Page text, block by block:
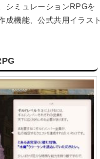
シミュレーションRPGを
成機能、公式共用イラスト